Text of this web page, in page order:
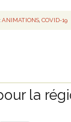
ANIMATIONS, COVID-19
la